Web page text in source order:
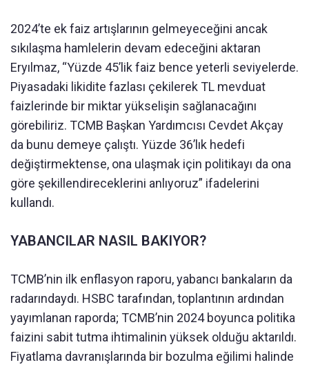
2024’te ek faiz artışlarının gelmeyeceğini ancak
sıkılaşma hamlelerin devam edeceğini aktaran
Eryılmaz, “Yüzde 45’lik faiz bence yeterli seviyelerde.
Piyasadaki likidite fazlası çekilerek TL mevduat
faizlerinde bir miktar yükselişin sağlanacağını
görebiliriz. TCMB Başkan Yardımcısı Cevdet Akçay
da bunu demeye çalıştı. Yüzde 36’lık hedefi
değiştirmektense, ona ulaşmak için politikayı da ona
göre şekillendireceklerini anlıyoruz” ifadelerini
kullandı.
YABANCILAR NASIL BAKIYOR?
TCMB’nin ilk enflasyon raporu, yabancı bankaların da
radarındaydı. HSBC tarafından, toplantının ardından
yayımlanan raporda; TCMB’nin 2024 boyunca politika
faizini sabit tutma ihtimalinin yüksek olduğu aktarıldı.
Fiyatlama davranışlarında bir bozulma eğilimi halinde